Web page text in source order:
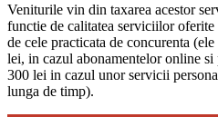
Veniturile vin din taxarea acestor
functie de calitatea serviciilor
de cele practicata de concurenta
lei, in cazul abonamentelor online si
300 lei in cazul unor servicii
lunga de timp).